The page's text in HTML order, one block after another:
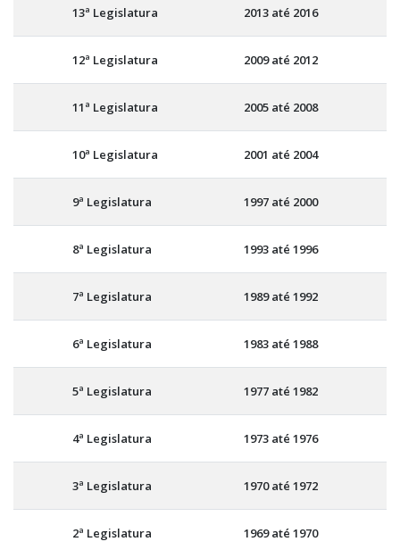
13ª Legislatura 2013 até 2016
12ª Legislatura 2009 até 2012
11ª Legislatura 2005 até 2008
10ª Legislatura 2001 até 2004
9ª Legislatura 1997 até 2000
8ª Legislatura 1993 até 1996
7ª Legislatura 1989 até 1992
6ª Legislatura 1983 até 1988
5ª Legislatura 1977 até 1982
4ª Legislatura 1973 até 1976
3ª Legislatura 1970 até 1972
2ª Legislatura 1969 até 1970